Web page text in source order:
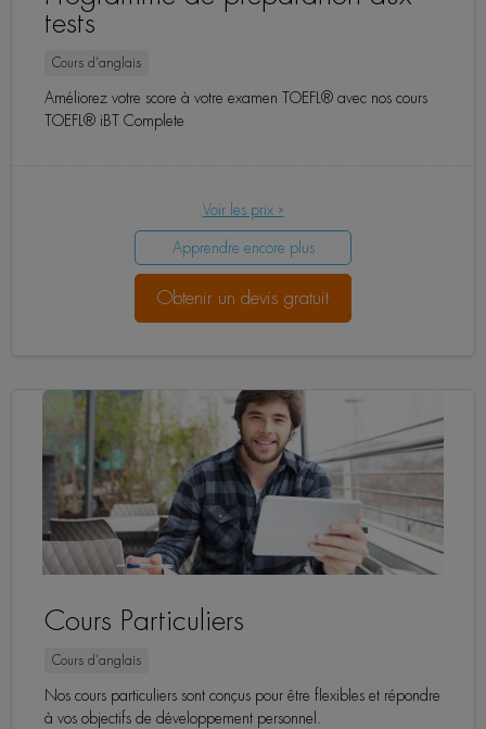
tests
Cours d’anglais
Améliorez votre score à votre examen TOEFL® avec nos cours
TOEFL® iBT Complete
Voir les prix »
Apprendre encore plus
Obtenir un devis gratuit
Cours Particuliers
Cours d’anglais
Nos cours particuliers sont conçus pour être flexibles et répondre
à vos objectifs de développement personnel.